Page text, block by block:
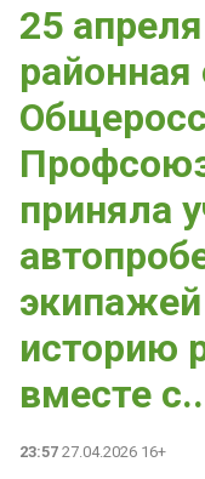
25
районная
приняла
историю
вместе
23:57 27.04.2026 16+